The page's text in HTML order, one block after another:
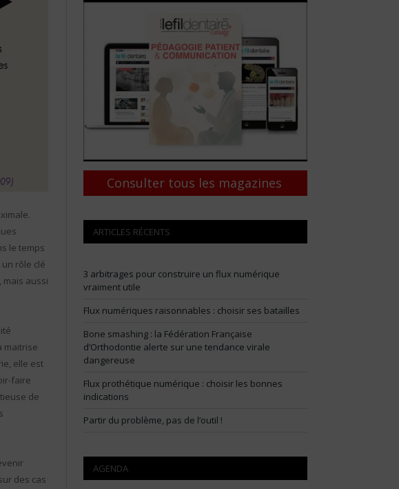
le temps
rôle clé
mais aussi
maitrise
elle est
faire
de
des cas
Consulter tous les magazines
ARTICLES RÉCENTS
3 arbitrages pour construire un flux numérique
vraiment utile
Flux numériques raisonnables : choisir ses batailles
Bone smashing : la Fédération Française
d’Orthodontie alerte sur une tendance virale
dangereuse
Flux prothétique numérique : choisir les bonnes
indications
Partir du problème, pas de l’outil !
AGENDA